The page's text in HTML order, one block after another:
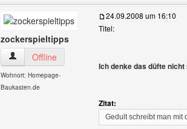
zockerspieltipps
zockerspieltipps Benutzer-Profile anzeigen
Offline
Wohnort: Homepage-
Baukasten.de
24.09.2008 um 16:10
Titel:
Ich denke das düfte
Zitat:
Gedult schreibt man mit